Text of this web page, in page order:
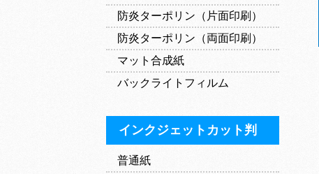
防炎ターポリン（片面印刷）
防炎ターポリン（両面印刷）
マット合成紙
バックライトフィルム
インクジェットカット判
普通紙